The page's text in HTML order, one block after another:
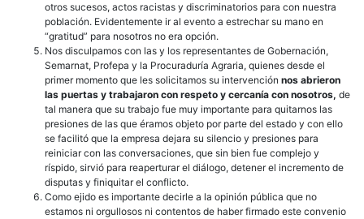
otros sucesos, actos racistas y discriminatorios para con nuestra
población. Evidentemente ir al evento a estrechar su mano en
“gratitud” para nosotros no era opción.
Nos disculpamos con las y los representantes de Gobernación,
Semarnat, Profepa y la Procuraduría Agraria, quienes desde el
primer momento que les solicitamos su intervención nos abrieron
las puertas y trabajaron con respeto y cercanía con nosotros, de
tal manera que su trabajo fue muy importante para quitarnos las
presiones de las que éramos objeto por parte del estado y con ello
se facilitó que la empresa dejara su silencio y presiones para
reiniciar con las conversaciones, que sin bien fue complejo y
ríspido, sirvió para reaperturar el diálogo, detener el incremento de
disputas y finiquitar el conflicto.
Como ejido es importante decirle a la opinión pública que no
estamos ni orgullosos ni contentos de haber firmado este convenio